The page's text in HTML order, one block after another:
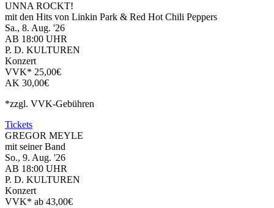
UNNA ROCKT!
mit den Hits von Linkin Park & Red Hot Chili Peppers
Sa., 8. Aug. '26
AB 18:00 UHR
P. D. KULTUREN
Konzert
VVK* 25,00€
AK 30,00€
*zzgl. VVK-Gebühren
Tickets
GREGOR MEYLE
mit seiner Band
So., 9. Aug. '26
AB 18:00 UHR
P. D. KULTUREN
Konzert
VVK* ab 43,00€